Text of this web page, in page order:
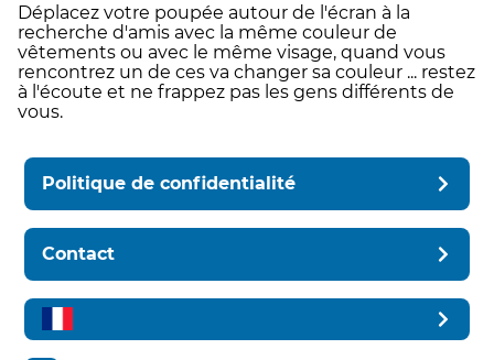
Déplacez votre poupée autour de l'écran à la
recherche d'amis avec la même couleur de
vêtements ou avec le même visage, quand vous
rencontrez un de ces va changer sa couleur ... restez
à l'écoute et ne frappez pas les gens différents de
vous.
Politique de confidentialité
Contact